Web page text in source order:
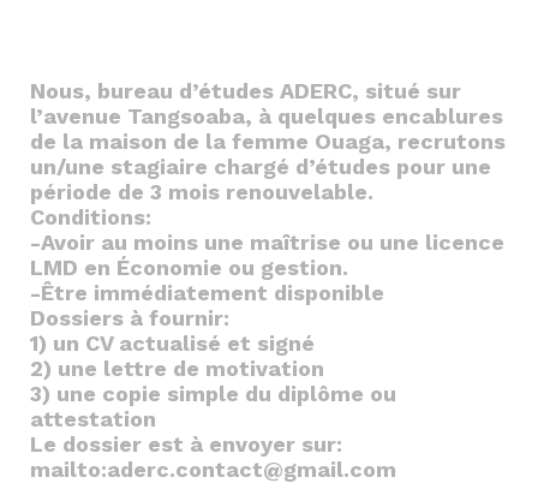
Nous, bureau d’études ADERC, situé sur
l’avenue Tangsoaba, à quelques encablures
de la maison de la femme Ouaga, recrutons
un/une stagiaire chargé d’études pour une
période de 3 mois renouvelable.
Conditions:
-Avoir au moins une maîtrise ou une licence
LMD en Économie ou gestion.
-Être immédiatement disponible
Dossiers à fournir:
1) un CV actualisé et signé
2) une lettre de motivation
3) une copie simple du diplôme ou
attestation
Le dossier est à envoyer sur:
mailto:aderc.contact@gmail.com